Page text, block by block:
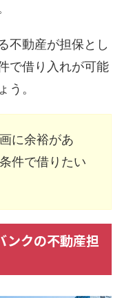
不動産が担保とし
で借り入れが可能
う。
に余裕があ
件で借りたい
ンクの不動産担